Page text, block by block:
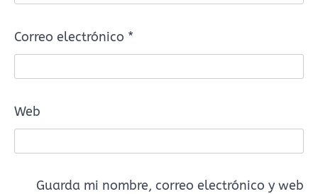
Correo electrónico *
Web
Guarda mi nombre, correo electrónico y web